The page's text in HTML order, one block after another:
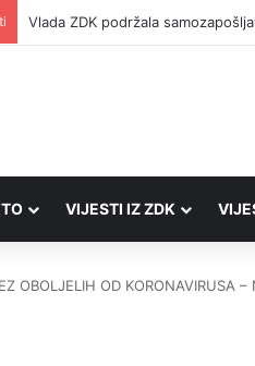
VIJESTI IZ ZDK
OBOLJELIH OD KORONAVIRUSA